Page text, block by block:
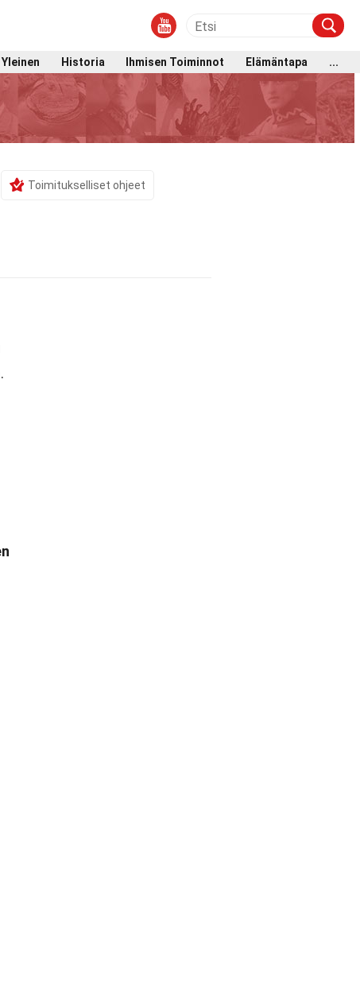
Yleinen Historia Ihmisen Toiminnot Elämäntapa
...
Toimitukselliset ohjeet